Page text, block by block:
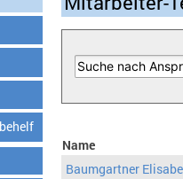
Name
Baumgartner